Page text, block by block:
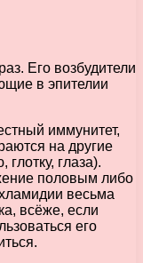
Его возбудители
в эпителии
иммунитет,
на другие
глаза).
половым либо
весьма
всёже, если
его